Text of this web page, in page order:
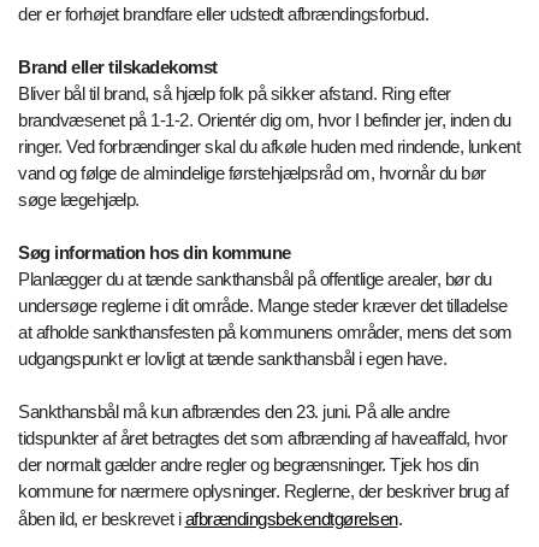
der er forhøjet brandfare eller udstedt afbrændingsforbud.
Brand eller tilskadekomst
Bliver bål til brand, så hjælp folk på sikker afstand. Ring efter
brandvæsenet på 1-1-2. Orientér dig om, hvor I befinder jer, inden du
ringer. Ved forbrændinger skal du afkøle huden med rindende, lunkent
vand og følge de almindelige førstehjælpsråd om, hvornår du bør
søge lægehjælp.
Søg information hos din kommune
Planlægger du at tænde sankthansbål på offentlige arealer, bør du
undersøge reglerne i dit område. Mange steder kræver det tilladelse
at afholde sankthansfesten på kommunens områder, mens det som
udgangspunkt er lovligt at tænde sankthansbål i egen have.
Sankthansbål må kun afbrændes den 23. juni. På alle andre
tidspunkter af året betragtes det som afbrænding af haveaffald, hvor
der normalt gælder andre regler og begrænsninger. Tjek hos din
kommune for nærmere oplysninger. Reglerne, der beskriver brug af
åben ild, er beskrevet iafbrændingsbekendtgørelsen.